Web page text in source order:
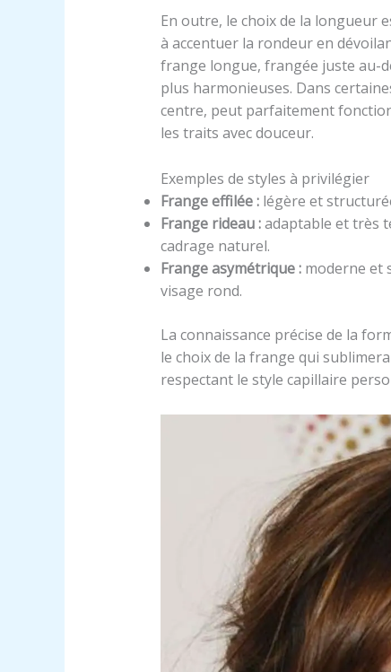
En outre, le choix de la longueur
à accentuer la rondeur en
frange longue, frangée juste au-
plus harmonieuses. Dans
centre, peut parfaitement
les traits avec douceur.
Exemples de styles à privilégier
Frange effilée :légère et
Frange rideau :adaptable et très
cadrage naturel.
Frange asymétrique :moderne et
visage rond.
La connaissance précise de la
le choix de la frange qui
respectant le style capillaire